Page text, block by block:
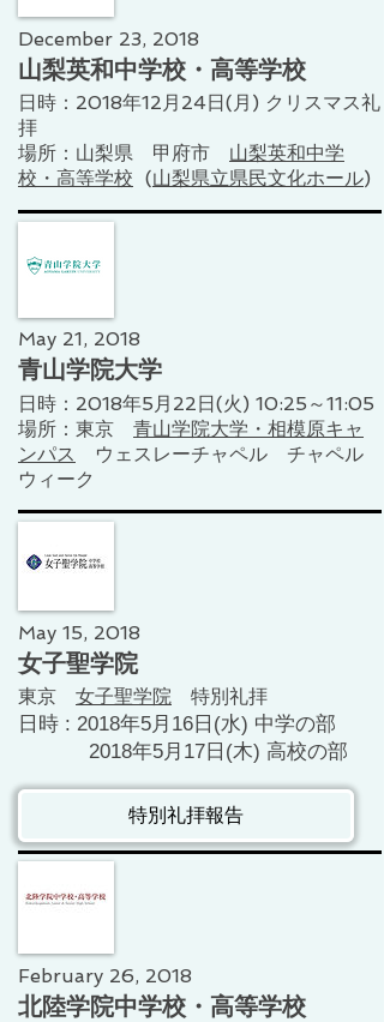
December 23, 2018
山梨英和中学校・高等学校
日時：2018年12月24日(月) クリスマス礼
拝
場所：山梨県 甲府市 山梨英和中学
校・高等学校 (山梨県立県民文化ホール)
May 21, 2018
青山学院大学
日時：2018年5月22日(火) 10:25～11:05
​場所：東京 青山学院大学・相模原キャ
ンパス
ウェスレーチャペル チャペル
ウィーク
May 15, 2018
女子聖学院
​東京 女子聖学院 特別礼拝
日時 : 2018年5月16日(水) 中学の部
​ 2018年5月17日(木) 高校の部
特別礼拝報告
February 26, 2018
北陸学院中学校・高等学校